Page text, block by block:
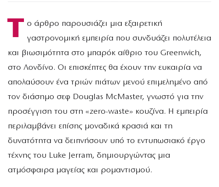
Τ ο άρθρο παρουσιάζει μια εξαιρετική
γαστρονομική εμπειρία που συνδυάζει πολυτέλεια
και βιωσιμότητα στο μπαρόκ αίθριο του Greenwich,
στο Λονδίνο. Οι επισκέπτες θα έχουν την ευκαιρία να
απολαύσουν ένα τριών πιάτων μενού επιμελημένο από
τον διάσημο σεφ Douglas McMaster, γνωστό για την
προσέγγιση του στη «zero-waste» κουζίνα. Η εμπειρία
περιλαμβάνει επίσης μοναδικά κρασιά και τη
δυνατότητα να δειπνήσουν υπό το εντυπωσιακό έργο
τέχνης του Luke Jerram, δημιουργώντας μια
ατμόσφαιρα μαγείας και ρομαντισμού.